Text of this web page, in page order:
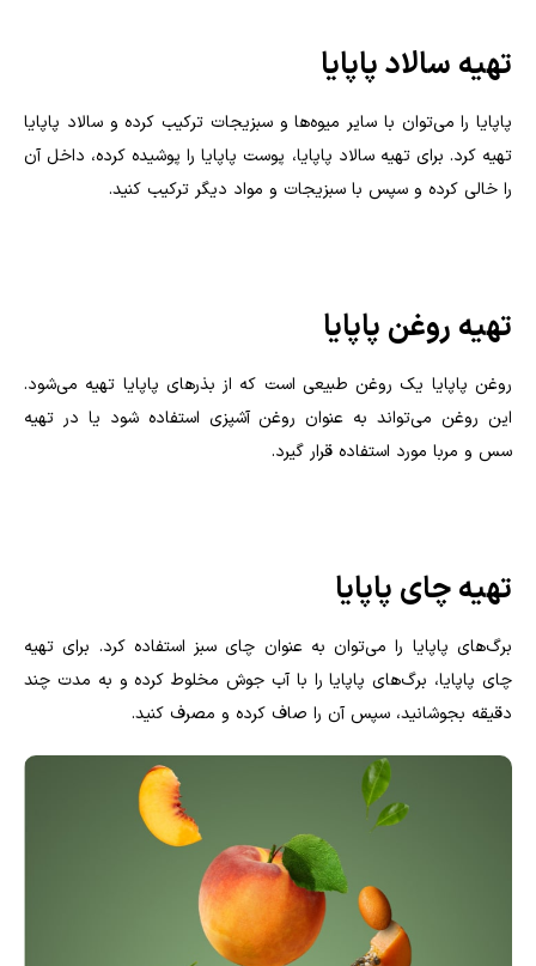
تهیه سالاد پاپایا
پاپایا را می‌توان با سایر میوه‌ها و سبزیجات ترکیب کرده و سالاد پاپایا
تهیه کرد. برای تهیه سالاد پاپایا، پوست پاپایا را پوشیده کرده، داخل آن
را خالی کرده و سپس با سبزیجات و مواد دیگر ترکیب کنید.
تهیه روغن پاپایا
روغن پاپایا یک روغن طبیعی است که از بذرهای پاپایا تهیه می‌شود.
این روغن می‌تواند به عنوان روغن آشپزی استفاده شود یا در تهیه
سس و مربا مورد استفاده قرار گیرد.
تهیه چای پاپایا
برگ‌های پاپایا را می‌توان به عنوان چای سبز استفاده کرد. برای تهیه
چای پاپایا، برگ‌های پاپایا را با آب جوش مخلوط کرده و به مدت چند
دقیقه بجوشانید، سپس آن را صاف کرده و مصرف کنید.